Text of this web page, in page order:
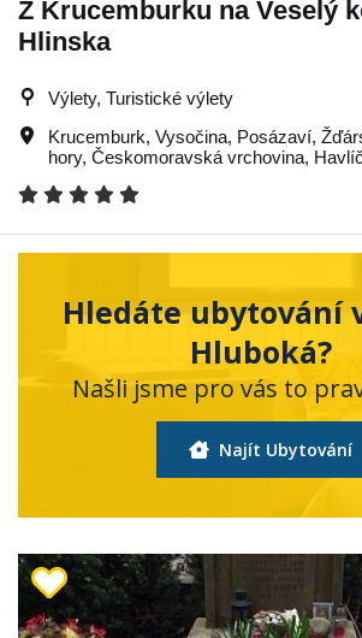
Z Krucemburku na Veselý
Hlinska
Výlety, Turistické výlety
Krucemburk, Vysočina, Posázaví,
hory, Českomoravská vrchovina,
Hledáte ubytování
Hluboká?
Našli jsme pro vás to
Najít Ubytování